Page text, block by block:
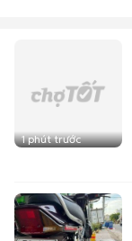
1 phút trước